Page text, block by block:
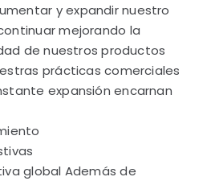
y expandir nuestro
mejorando la
de nuestros productos
prácticas comerciales
expansión encarnan
global Además de